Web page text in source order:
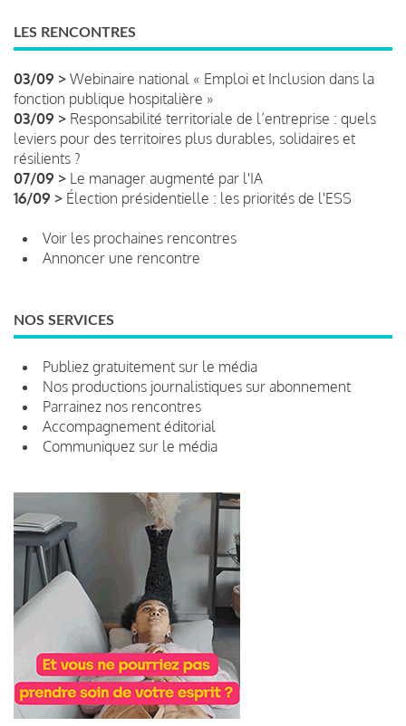
LES RENCONTRES
03/09 > Webinaire national « Emploi et Inclusion dans la
fonction publique hospitalière »
03/09 > Responsabilité territoriale de l’entreprise : quels
leviers pour des territoires plus durables, solidaires et
résilients ?
07/09 > Le manager augmenté par l'IA
16/09 > Élection présidentielle : les priorités de l'ESS
Voir les prochaines rencontres
Annoncer une rencontre
NOS SERVICES
Publiez gratuitement sur le média
Nos productions journalistiques sur abonnement
Parrainez nos rencontres
Accompagnement éditorial
Communiquez sur le média